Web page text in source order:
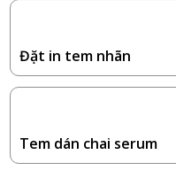
Đặt in tem nhãn
Tem dán chai serum